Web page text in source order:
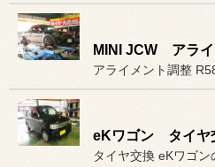
MINI JCW アラ
アライメント調整
eKワゴン タイヤ
タイヤ交換 eKワゴン